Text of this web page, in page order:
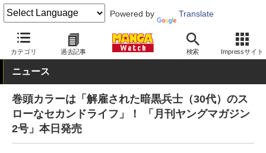
Powered by Translate
カテゴリ 過去記事 検索 Impressサイト
MANGA Watch 雑誌 月刊ヤングマガジン
ニュース
巻頭カラーは「解雇された暗黒兵士（30代）のス
ローなセカンドライフ」！ 「月刊ヤングマガジン
2号」本日発売